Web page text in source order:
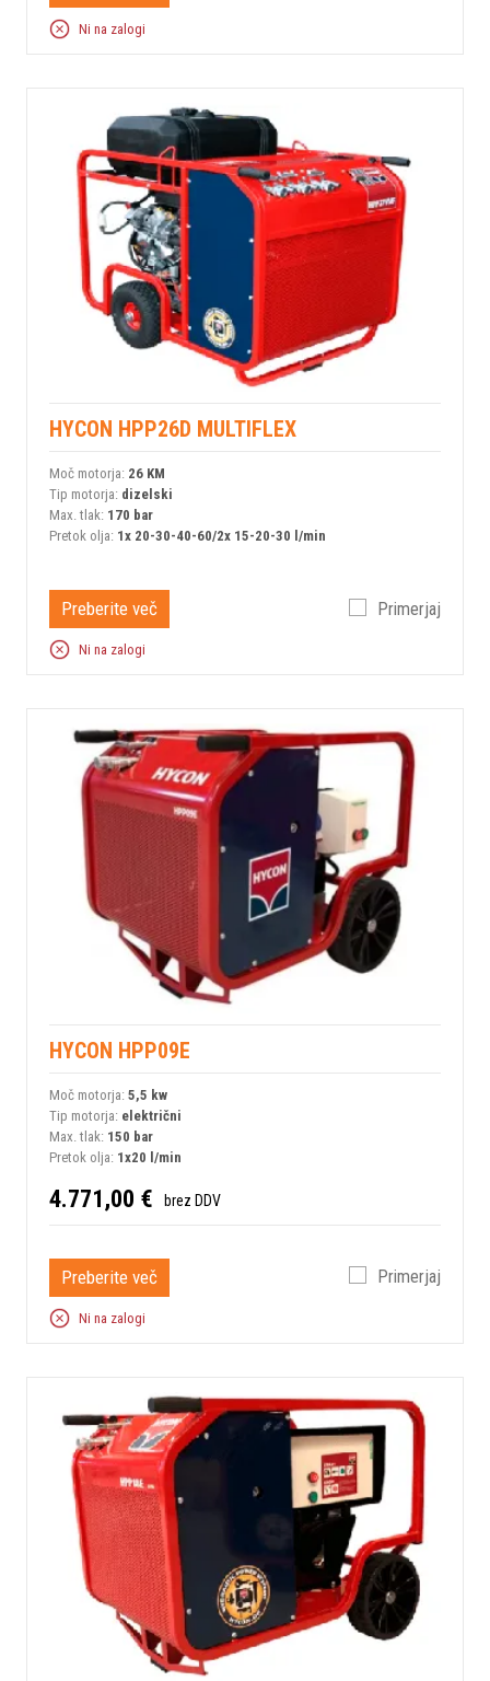
Ni na zalogi
HYCON HPP26D MULTIFLEX
Moč motorja: 26 KM
Tip motorja: dizelski
Max. tlak: 170 bar
Pretok olja: 1x 20-30-40-60/2x 15-20-30 l/min
Preberite več Primerjaj
Ni na zalogi
HYCON HPP09E
Moč motorja: 5,5 kw
Tip motorja: električni
Max. tlak: 150 bar
Pretok olja: 1x20 l/min
4.771,00 € brez DDV
Preberite več Primerjaj
Ni na zalogi